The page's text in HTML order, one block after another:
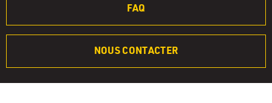
FAQ
NOUS CONTACTER